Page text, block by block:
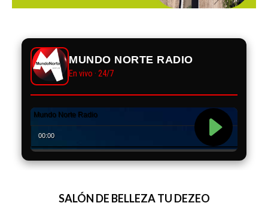
MUNDO NORTE RADIO
En vivo · 24/7
SALÓN DE BELLEZA TU DEZEO